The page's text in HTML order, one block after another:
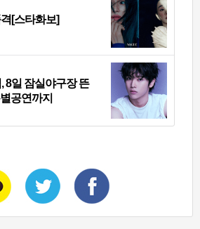
[스타화보]
8일 잠실야구장 뜬
공연까지